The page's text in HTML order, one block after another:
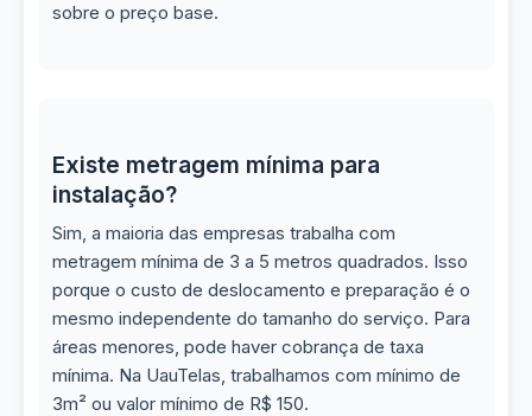
sobre o preço base.
Existe metragem mínima para
instalação?
Sim, a maioria das empresas trabalha com
metragem mínima de 3 a 5 metros quadrados. Isso
porque o custo de deslocamento e preparação é o
mesmo independente do tamanho do serviço. Para
áreas menores, pode haver cobrança de taxa
mínima. Na UauTelas, trabalhamos com mínimo de
3m² ou valor mínimo de R$ 150.